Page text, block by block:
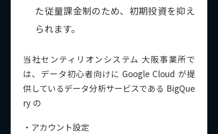
た従量課金制のため、初期投資を抑え
られます。
当社センティリオンシステム 大阪事業所で
は、データ初心者向けに Google Cloud が提
供しているデータ分析サービスである BigQue
ry の
・アカウント設定